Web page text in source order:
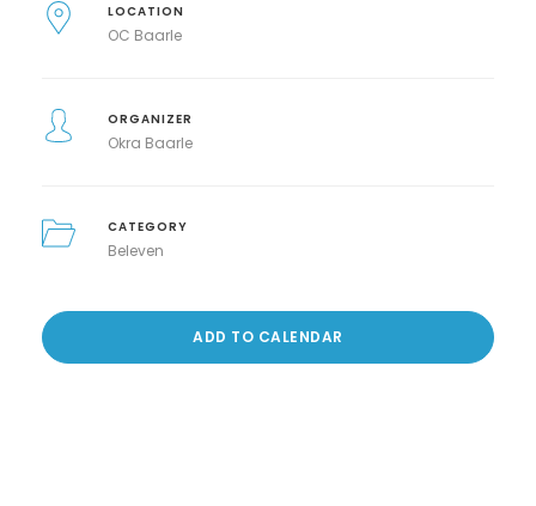
LOCATION
OC Baarle
ORGANIZER
Okra Baarle
CATEGORY
Beleven
ADD TO CALENDAR